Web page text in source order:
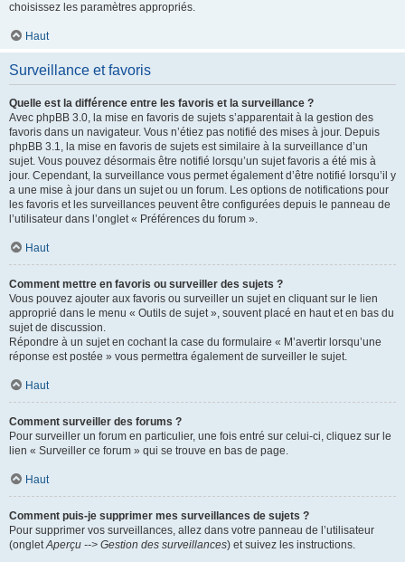
choisissez les paramètres appropriés.
Haut
Surveillance et favoris
Quelle est la différence entre les favoris et la surveillance ?
Avec phpBB 3.0, la mise en favoris de sujets s’apparentait à la gestion des
favoris dans un navigateur. Vous n’étiez pas notifié des mises à jour. Depuis
phpBB 3.1, la mise en favoris de sujets est similaire à la surveillance d’un
sujet. Vous pouvez désormais être notifié lorsqu’un sujet favoris a été mis à
jour. Cependant, la surveillance vous permet également d’être notifié lorsqu’il y
a une mise à jour dans un sujet ou un forum. Les options de notifications pour
les favoris et les surveillances peuvent être configurées depuis le panneau de
l’utilisateur dans l’onglet « Préférences du forum ».
Haut
Comment mettre en favoris ou surveiller des sujets ?
Vous pouvez ajouter aux favoris ou surveiller un sujet en cliquant sur le lien
approprié dans le menu « Outils de sujet », souvent placé en haut et en bas du
sujet de discussion.
Répondre à un sujet en cochant la case du formulaire « M’avertir lorsqu’une
réponse est postée » vous permettra également de surveiller le sujet.
Haut
Comment surveiller des forums ?
Pour surveiller un forum en particulier, une fois entré sur celui-ci, cliquez sur le
lien « Surveiller ce forum » qui se trouve en bas de page.
Haut
Comment puis-je supprimer mes surveillances de sujets ?
Pour supprimer vos surveillances, allez dans votre panneau de l’utilisateur
(ongletAperçu --> Gestion des surveillances) et suivez les instructions.